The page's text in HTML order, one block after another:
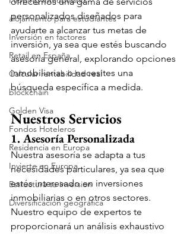
alojamiento para estudiantes
Inversión en factores
Retail en España
Calcular rentabilidad real
blockchain
Golden Visa
Fondos Hoteleros
Residencia en Europa
Invierte en Europa
Estructura tu inversion
Diversificación geográfica
personalizados diseñados para
ayudarte a alcanzar tus metas de
inversión, ya sea que estés buscando
asesoría general, explorando opciones
inmobiliarias o necesites una
búsqueda específica a medida.
Nuestros Servicios
1. Asesoría Personalizada
Nuestra asesoría se adapta a tus
necesidades particulares, ya sea que
estés interesado en inversiones
inmobiliarias o en otros sectores.
Nuestro equipo de expertos te
proporcionará un análisis exhaustivo